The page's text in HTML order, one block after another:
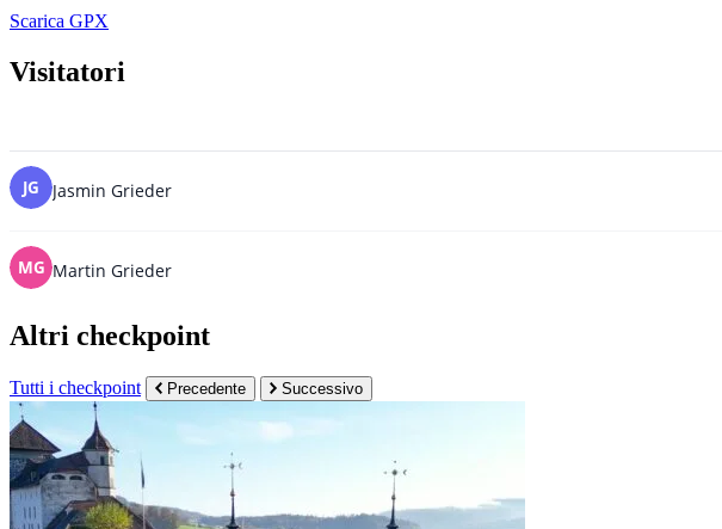
Scarica GPX
Visitatori
Altri checkpoint
Tutti i checkpoint Precedente Successivo